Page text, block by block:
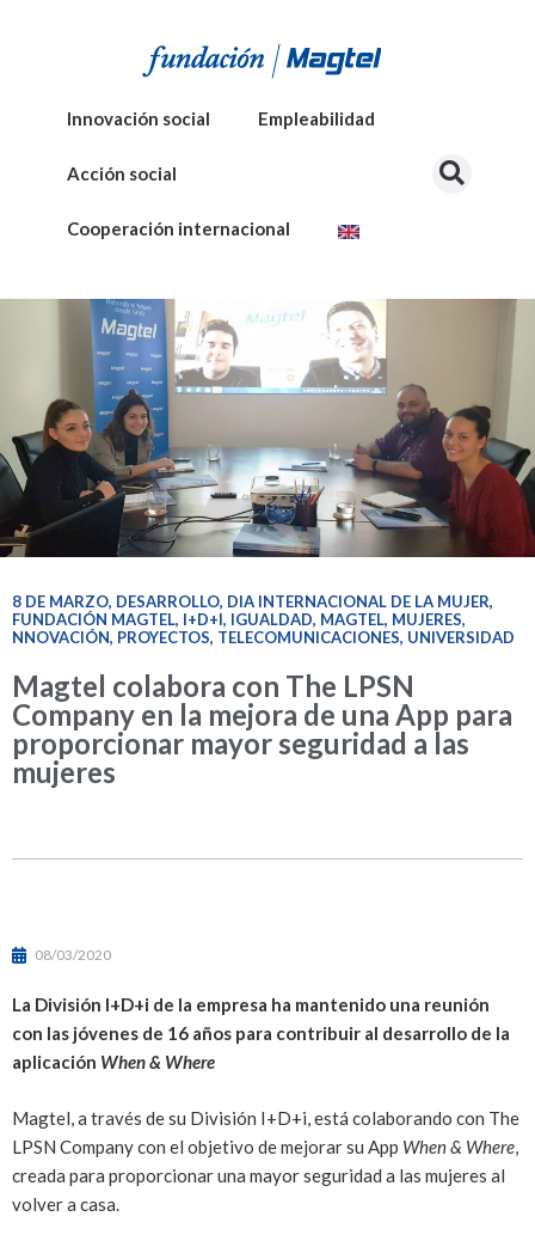
Innovación social Empleabilidad
Acción social
Cooperación internacional
8 DE MARZO, DESARROLLO, DIA INTERNACIONAL DE LA MUJER,
FUNDACIÓN MAGTEL, I+D+I, IGUALDAD, MAGTEL, MUJERES,
NNOVACIÓN, PROYECTOS, TELECOMUNICACIONES, UNIVERSIDAD
Magtel colabora con The LPSN
Company en la mejora de una App para
proporcionar mayor seguridad a las
mujeres
08/03/2020
La División I+D+i de la empresa ha mantenido una reunión
con las jóvenes de 16 años para contribuir al desarrollo de la
aplicación When & Where
Magtel, a través de su División I+D+i, está colaborando con The
LPSN Company con el objetivo de mejorar su App When & Where,
creada para proporcionar una mayor seguridad a las mujeres al
volver a casa.